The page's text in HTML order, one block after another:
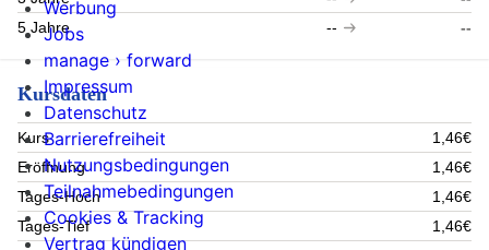
5 Jahre
-- --
Kursdaten
Kurs
1,46€
Eröffnung
1,46€
Tages-Hoch
1,46€
Tages-Tief
1,46€
Werbung
Jobs
manage › forward
Impressum
Datenschutz
Barrierefreiheit
Nutzungsbedingungen
Teilnahmebedingungen
Cookies & Tracking
Vertrag kündigen